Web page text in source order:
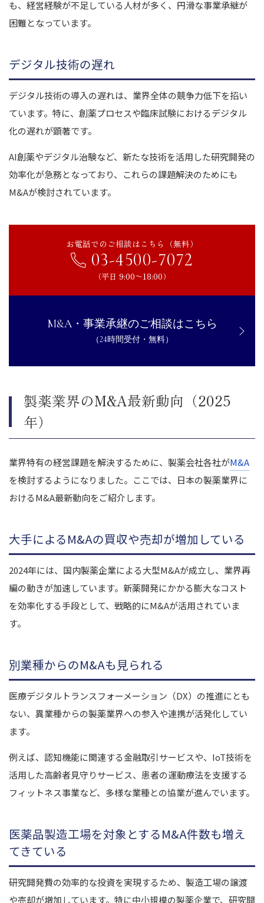
も、経営経験が不足している人材が多く、円滑な事業承継が
困難となっています。
デジタル技術の遅れ
デジタル技術の導入の遅れは、業界全体の競争力低下を招い
ています。特に、創薬プロセスや臨床試験におけるデジタル
化の遅れが顕著です。
AI創薬やデジタル治験など、新たな技術を活用した研究開発の
効率化が急務となっており、これらの課題解決のためにも
M&Aが検討されています。
お電話でのご相談はこちら（無料）
03-4500-7072
（平日 9:00〜18:00）
M&A・事業承継のご相談はこちら
（24時間受付・無料）
製薬業界のM&A最新動向（2025
年）
業界特有の経営課題を解決するために、製薬会社各社がM&A
を検討するようになりました。ここでは、日本の製薬業界に
おけるM&A最新動向をご紹介します。
大手によるM&Aの買収や売却が増加している
2024年には、国内製薬企業による大型M&Aが成立し、業界再
編の動きが加速しています。新薬開発にかかる膨大なコスト
を効率化する手段として、戦略的にM&Aが活用されていま
す。
別業種からのM&Aも見られる
医療デジタルトランスフォーメーション（DX）の推進にとも
ない、異業種からの製薬業界への参入や連携が活発化してい
ます。
例えば、認知機能に関連する金融取引サービスや、IoT技術を
活用した高齢者見守りサービス、患者の運動療法を支援する
フィットネス事業など、多様な業種との協業が進んでいます。
医薬品製造工場を対象とするM&A件数も増え
てきている
研究開発費の効率的な投資を実現するため、製造工場の譲渡
や売却が増加しています。特に中小規模の製薬企業で、研究開